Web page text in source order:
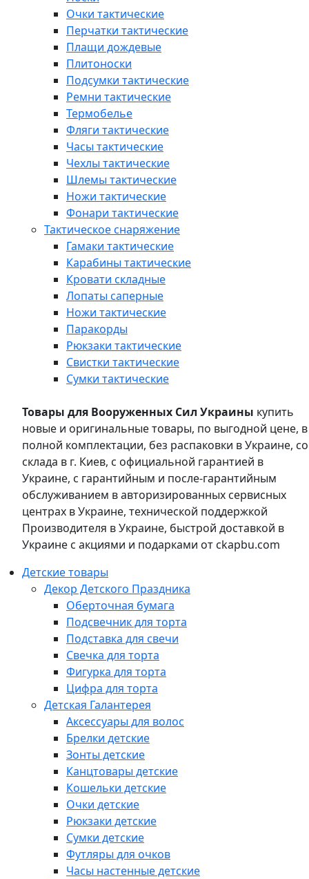
Очки тактические
Перчатки тактические
Плащи дождевые
Плитоноски
Подсумки тактические
Ремни тактические
Термобелье
Фляги тактические
Часы тактические
Чехлы тактические
Шлемы тактические
Ножи тактические
Фонари тактические
Тактическое снаряжение
Гамаки тактические
Карабины тактические
Кровати складные
Лопаты саперные
Ножи тактические
Паракорды
Рюкзаки тактические
Свистки тактические
Сумки тактические
Товары для Вооруженных Сил Украины купить
новые и оригинальные товары, по выгодной цене, в
полной комплектации, без распаковки в Украине, со
склада в г. Киев, с официальной гарантией в
Украине, с гарантийным и после-гарантийным
обслуживанием в авторизированных сервисных
центрах в Украине, технической поддержкой
Производителя в Украине, быстрой доставкой в
Украине с акциями и подарками от ckapbu.com
Детские товары
Декор Детского Праздника
Оберточная бумага
Подсвечник для торта
Подставка для свечи
Свечка для торта
Фигурка для торта
Цифра для торта
Детская Галантерея
Аксессуары для волос
Брелки детские
Зонты детские
Канцтовары детские
Кошельки детские
Очки детские
Рюкзаки детские
Сумки детские
Футляры для очков
Часы настенные детские